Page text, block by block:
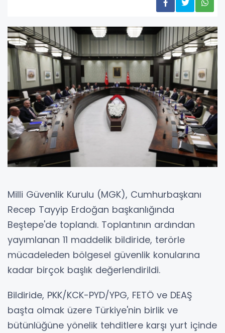
Milli Güvenlik Kurulu (MGK), Cumhurbaşkanı
Recep Tayyip Erdoğan başkanlığında
Beştepe'de toplandı. Toplantının ardından
yayımlanan 11 maddelik bildiride, terörle
mücadeleden bölgesel güvenlik konularına
kadar birçok başlık değerlendirildi.
Bildiride, PKK/KCK-PYD/YPG, FETÖ ve DEAŞ
başta olmak üzere Türkiye'nin birlik ve
bütünlüğüne yönelik tehditlere karşı yurt içinde